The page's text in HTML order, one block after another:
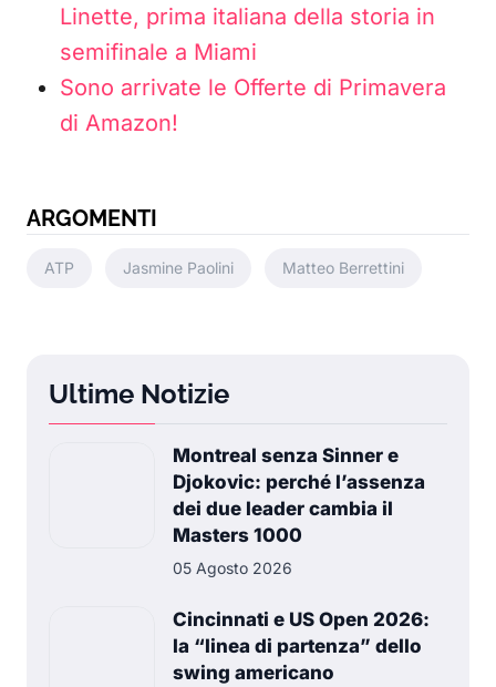
Linette, prima italiana della storia in
semifinale a Miami
Sono arrivate le Offerte di Primavera
di Amazon!
ARGOMENTI
ATP Jasmine Paolini Matteo Berrettini
Ultime Notizie
Montreal senza Sinner e
Djokovic: perché l’assenza
dei due leader cambia il
Masters 1000
05 Agosto 2026
Cincinnati e US Open 2026:
la “linea di partenza” dello
swing americano